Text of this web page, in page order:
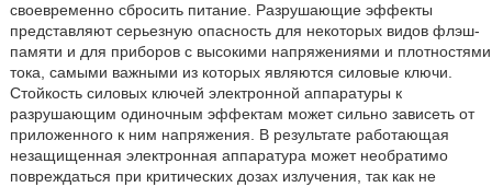
своевременно сбросить питание. Разрушающие эффекты
представляют серьезную опасность для некоторых видов флэш-
памяти и для приборов с высокими напряжениями и плотностями
тока, самыми важными из которых являются силовые ключи.
Стойкость силовых ключей электронной аппаратуры к
разрушающим одиночным эффектам может сильно зависеть от
приложенного к ним напряжения. В результате работающая
незащищенная электронная аппаратура может необратимо
повреждаться при критических дозах излучения, так как не